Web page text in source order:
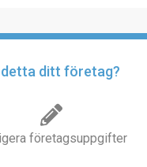
ditt företag?
företagsuppgifter